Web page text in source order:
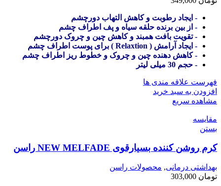
- ایجاد رطوبت و کاهش التهاب دورچشم
- از بین برنده حلقه سیاه و پف اطراف چشم
- تقویت بافت همبند و کاهش چین و چروک دورچشم
- ایجاد آرامش ( Relaxtion ) برای پوست اطراف چشم
- کاهش دهنده چین و چروک و خطوط ریز اطراف چشم
- حجم 30 میلی لیتر
فهرست علاقه مندی ها
افزودن به سبد خرید
مشاهده سریع
مقایسه
بستن
کرم روشن کننده بسیارقوی NEW MELFADE راسن
بهداشتی درمانی, محصولات راسن
تومان